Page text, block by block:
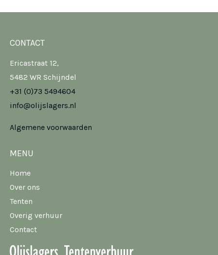
CONTACT
Ericastraat 12,
5482 WR Schijndel
+31 (0)73 5494604
info@olijslagers.nl
Algemene voorwaarden
MENU
Home
Over ons
Tenten
Overig verhuur
Contact